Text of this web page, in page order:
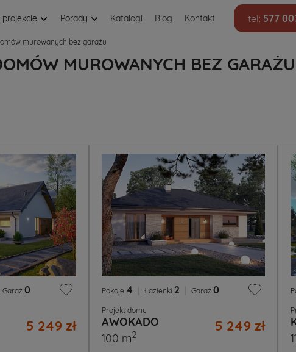
projekcie Porady Katalogi Blog Kontakt tel: 577
murowanych bez garażu
MUROWANYCH BEZ GARAŻU
Garaż 0
5 249 zł
Pokoje 4 Łazienki 2 Garaż 0
Projekt domu
AWOKADO 5 249 zł
100 m2